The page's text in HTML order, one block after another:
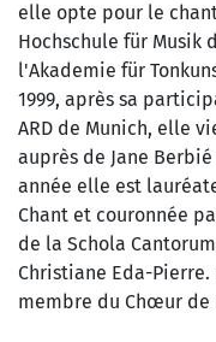
elle opte pour le
Hochschule für Musik
l'Akademie für
1999, après sa
ARD de Munich, elle
auprès de Jane
année elle est
Chant et couronnée
de la Schola
Christiane Eda-
membre du Chœur de